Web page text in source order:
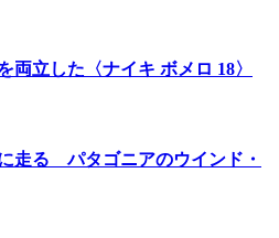
両立した〈ナイキ ボメロ 18〉
走る パタゴニアのウインド・